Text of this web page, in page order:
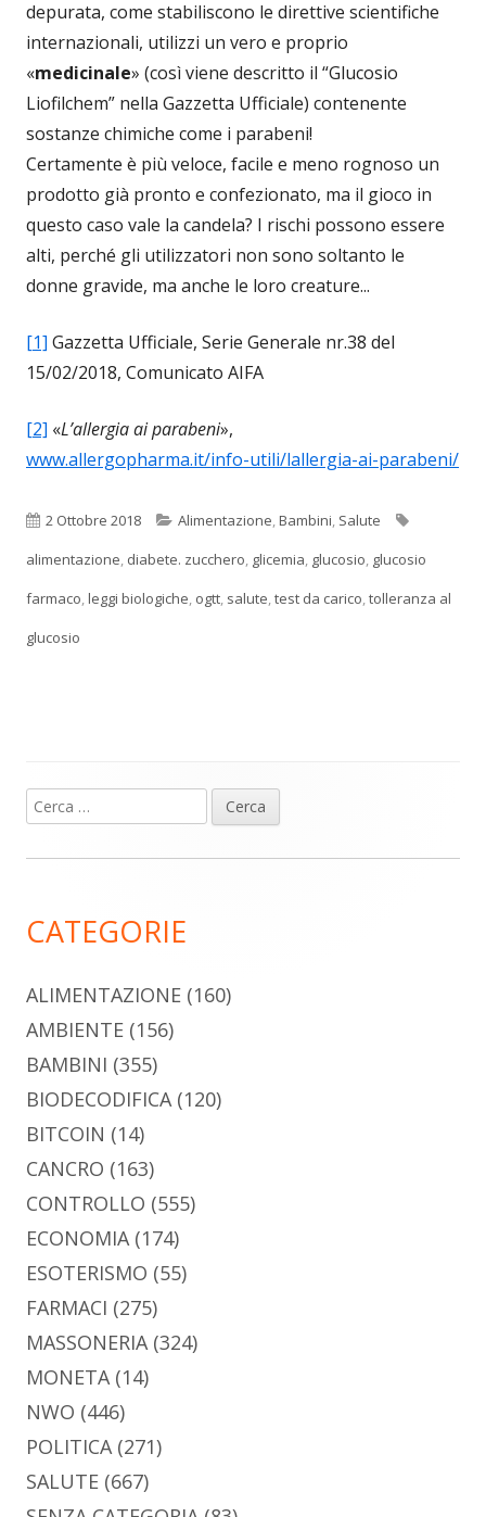
depurata, come stabiliscono le direttive scientifiche
internazionali, utilizzi un vero e proprio
«medicinale» (così viene descritto il “Glucosio
Liofilchem” nella Gazzetta Ufficiale) contenente
sostanze chimiche come i parabeni!
Certamente è più veloce, facile e meno rognoso un
prodotto già pronto e confezionato, ma il gioco in
questo caso vale la candela? I rischi possono essere
alti, perché gli utilizzatori non sono soltanto le
donne gravide, ma anche le loro creature...
[1] Gazzetta Ufficiale, Serie Generale nr.38 del
15/02/2018, Comunicato AIFA
[2] «L’allergia ai parabeni»,
www.allergopharma.it/info-utili/lallergia-ai-parabeni/
Pubblicato
2 Ottobre 2018 Categorie
Alimentazione,Bambini, Salute
alimentazione, diabete. zucchero, glicemia, glucosio, glucosio
farmaco,leggi biologiche, ogtt, salute,test da carico,tolleranza al
glucosio
Barra
laterale
Ricerca
per:
CATEGORIE
ALIMENTAZIONE (160)
AMBIENTE (156)
BAMBINI (355)
BIODECODIFICA(120)
BITCOIN (14)
CANCRO (163)
CONTROLLO (555)
ECONOMIA(174)
ESOTERISMO (55)
FARMACI (275)
MASSONERIA(324)
MONETA(14)
NWO (446)
POLITICA(271)
SALUTE (667)